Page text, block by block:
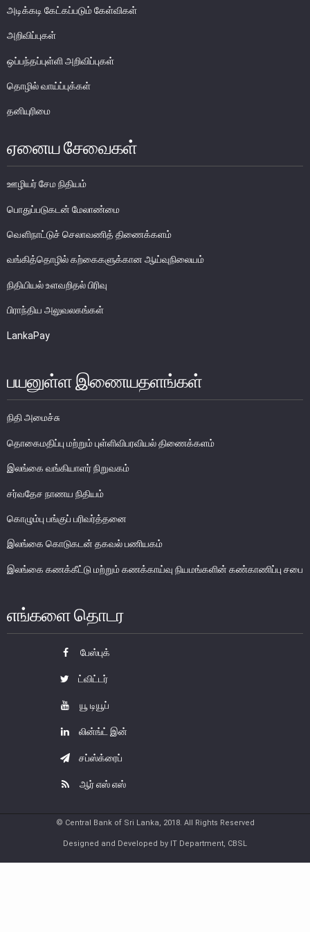
பொதுநோக்கு
வங்கிகளுக்கிடையிலான அழைப்புப் பணச் சந்தை
உள்நாட்டின் வெளிநாட்டுச் செலாவணிச் சந்தை
அரச பிணையங்கள் சந்தை
கம்பனிப் படுகடன் பிணையங்கள் சந்தை
கொழும்பு பங்குப் பரிவர்த்தனை
நிதியியல் உட்கட்டமைப்பு
கொடுப்பனவு மற்றும் தீர்ப்பனவு முறைமைகள்
Financial Stability Review
நாணயத்தாள்களும் குத்திகளும்
ஞாபகார்த்த நாணத் தாள்களும் குத்திகளும்
பாதுகாப்பு பண்புகள்
நாணய முகாமைத்துவம்
பொதுமக்கள் நாணயமாற்றுக் கருமபீடம்
அடிக்கடி கேட்கப்படும் கேள்விகள்
அறிவிப்புகள்
ஒப்பந்தப்புள்ளி அறிவிப்புகள்
தொழில் வாய்ப்புக்கள்
தனியுரிமை
ஏனைய சேவைகள்
ஊழியர் சேம நிதியம்
பொதுப்படுகடன் மேலாண்மை
வௌிநாட்டுச் செலாவணித் திணைக்களம்
வங்கித்தொழில் கற்கைகளுக்கான ஆய்வுநிலையம்
நிதியியல் உளவறிதல் பிரிவு
பிராந்திய அலுவலகங்கள்
LankaPay
பயனுள்ள இணையதளங்கள்
நிதி அமைச்சு
தொகைமதிப்பு மற்றும் புள்ளிவிபரவியல் திணைக்களம்
இலங்கை வங்கியாளர் நிறுவகம்
சர்வதேச நாணய நிதியம்
கொழும்பு பங்குப் பரிவர்த்தனை
இலங்கை கொடுகடன் தகவல் பணியகம்
இலங்கை கணக்கீட்டு மற்றும் கணக்காய்வு நியமங்களின் கண்காணிப்பு சபை
எங்களை தொடர
பேஸ்புக்
ட்விட்டர்
யூ டியூப்
லின்ங்ட் இன்
சப்ஸ்க்ரைப்
ஆர் எஸ் எஸ்
© Central Bank of Sri Lanka, 2018. All Rights Reserved
Designed and Developed by IT Department, CBSL